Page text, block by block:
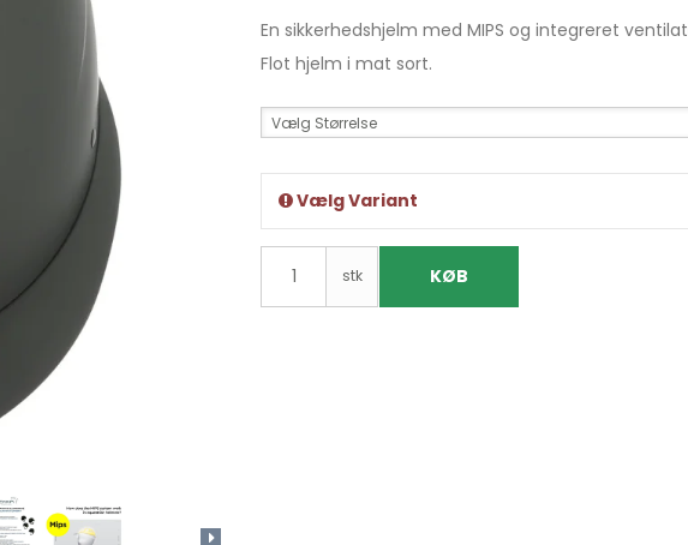
En sikkerhedshjelm med MIPS og integreret
Flot hjelm i mat sort.
Vælg Størrelse
Vælg Variant
stk KØB